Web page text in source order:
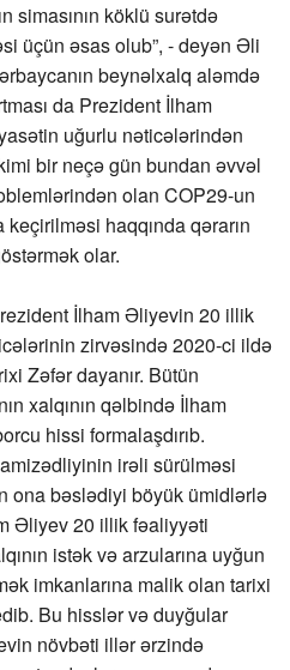
simasının köklü surətdə
üçün əsas olub”, - deyən Əli
beynəlxalq aləmdə
da Prezident İlham
uğurlu nəticələrindən
bir neçə gün bundan əvvəl
olan COP29-un
haqqında qərarın
olar.
İlham Əliyevin 20 illik
zirvəsində 2020-ci ildə
Zəfər dayanır. Bütün
xalqının qəlbində İlham
hissi formalaşdırıb.
irəli sürülməsi
ona bəslədiyi böyük ümidlərlə
Əliyev 20 illik fəaliyyəti
istək və arzularına uyğun
imkanlarına malik olan tarixi
Bu hisslər və duyğular
növbəti illər ərzində